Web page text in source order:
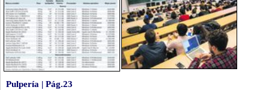
Pulpería | Pág.23